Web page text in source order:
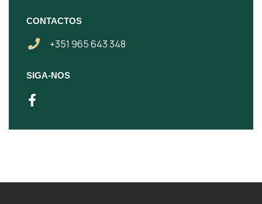
CONTACTOS
+351 965 643 348
SIGA-NOS